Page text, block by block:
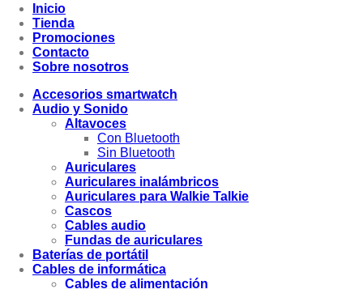
Inicio
Tienda
Promociones
Contacto
Sobre nosotros
Accesorios smartwatch
Audio y Sonido
Altavoces
Con Bluetooth
Sin Bluetooth
Auriculares
Auriculares inalámbricos
Auriculares para Walkie Talkie
Cascos
Cables audio
Fundas de auriculares
Baterías de portátil
Cables de informática
Cables de alimentación